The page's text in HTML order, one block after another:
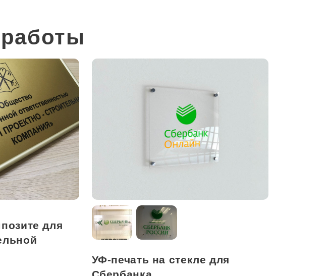
для
УФ-печать на стекле для